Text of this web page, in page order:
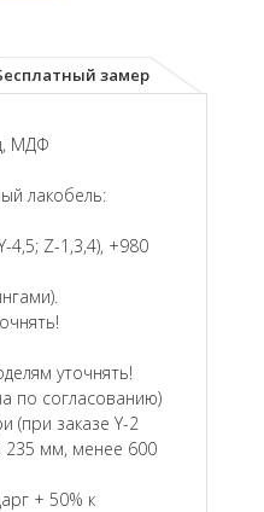
замер
МДФ
лакобель:
4,5; Z-1,3,4), +980
уточнять!
по согласованию)
(при заказе Y-2
235 мм, менее 600
+ 50% к